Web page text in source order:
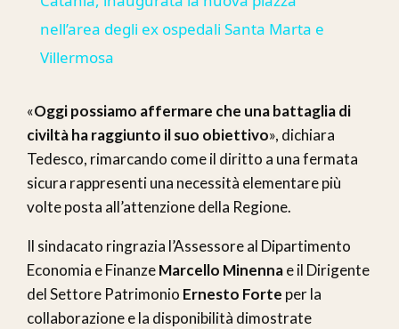
nell’area degli ex ospedali Santa Marta e
Villermosa
«Oggi possiamo affermare che una battaglia di
civiltà ha raggiunto il suo obiettivo», dichiara
Tedesco, rimarcando come il diritto a una fermata
sicura rappresenti una necessità elementare più
volte posta all’attenzione della Regione.
Il sindacato ringrazia l’Assessore al Dipartimento
Economia e FinanzeMarcello Minennae il Dirigente
del Settore Patrimonio Ernesto Forte per la
collaborazione e la disponibilità dimostrate